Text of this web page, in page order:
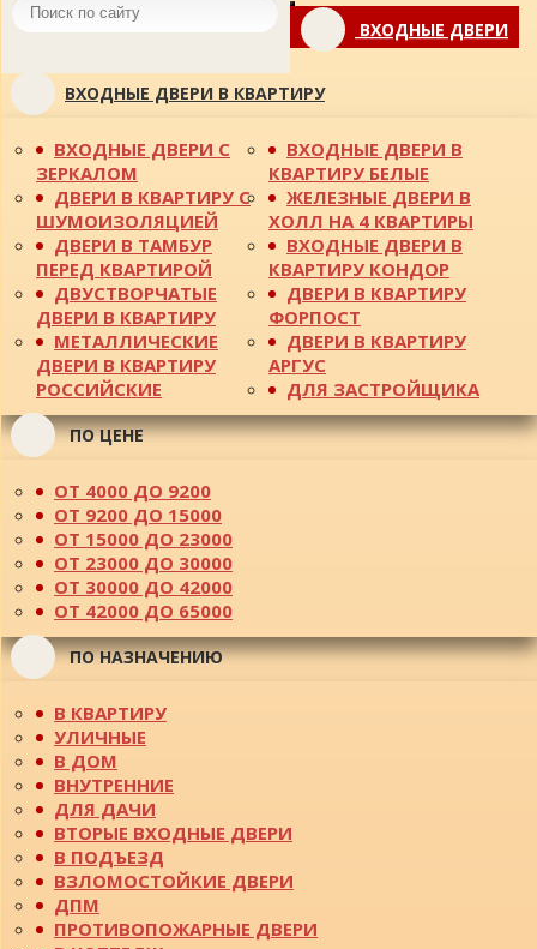
Toggle
navigationВХОДНЫЕ ДВЕРИ
ВХОДНЫЕ ДВЕРИ В КВАРТИРУ
ВХОДНЫЕ ДВЕРИ С
ЗЕРКАЛОМ
ДВЕРИ В КВАРТИРУ С
ШУМОИЗОЛЯЦИЕЙ
ДВЕРИ В ТАМБУР
ПЕРЕД КВАРТИРОЙ
ДВУСТВОРЧАТЫЕ
ДВЕРИ В КВАРТИРУ
МЕТАЛЛИЧЕСКИЕ
ДВЕРИ В КВАРТИРУ
РОССИЙСКИЕ
ВХОДНЫЕ ДВЕРИ В
КВАРТИРУ БЕЛЫЕ
ЖЕЛЕЗНЫЕ ДВЕРИ В
ХОЛЛ НА 4 КВАРТИРЫ
ВХОДНЫЕ ДВЕРИ В
КВАРТИРУ КОНДОР
ДВЕРИ В КВАРТИРУ
ФОРПОСТ
ДВЕРИ В КВАРТИРУ
АРГУС
ДЛЯ ЗАСТРОЙЩИКА
ПО ЦЕНЕ
ОТ 4000 ДО 9200
ОТ 9200 ДО 15000
ОТ 15000 ДО 23000
ОТ 23000 ДО 30000
ОТ 30000 ДО 42000
ОТ 42000 ДО 65000
ПО НАЗНАЧЕНИЮ
В КВАРТИРУ
УЛИЧНЫЕ
В ДОМ
ВНУТРЕННИЕ
ДЛЯ ДАЧИ
ВТОРЫЕ ВХОДНЫЕ ДВЕРИ
В ПОДЪЕЗД
ВЗЛОМОСТОЙКИЕ ДВЕРИ
ДПМ
ПРОТИВОПОЖАРНЫЕ ДВЕРИ